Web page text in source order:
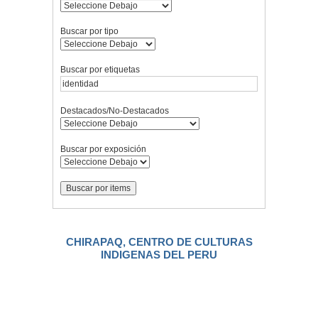
Buscar por tipo
Buscar por etiquetas
Destacados/No-Destacados
Buscar por exposición
CHIRAPAQ, CENTRO DE CULTURAS
INDIGENAS DEL PERU